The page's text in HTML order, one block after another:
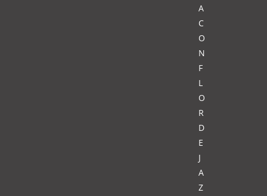
A
C
O
N
F
L
O
R
D
E
J
A
Z